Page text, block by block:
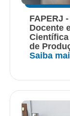
FAPERJ
Docente
de
Saiba